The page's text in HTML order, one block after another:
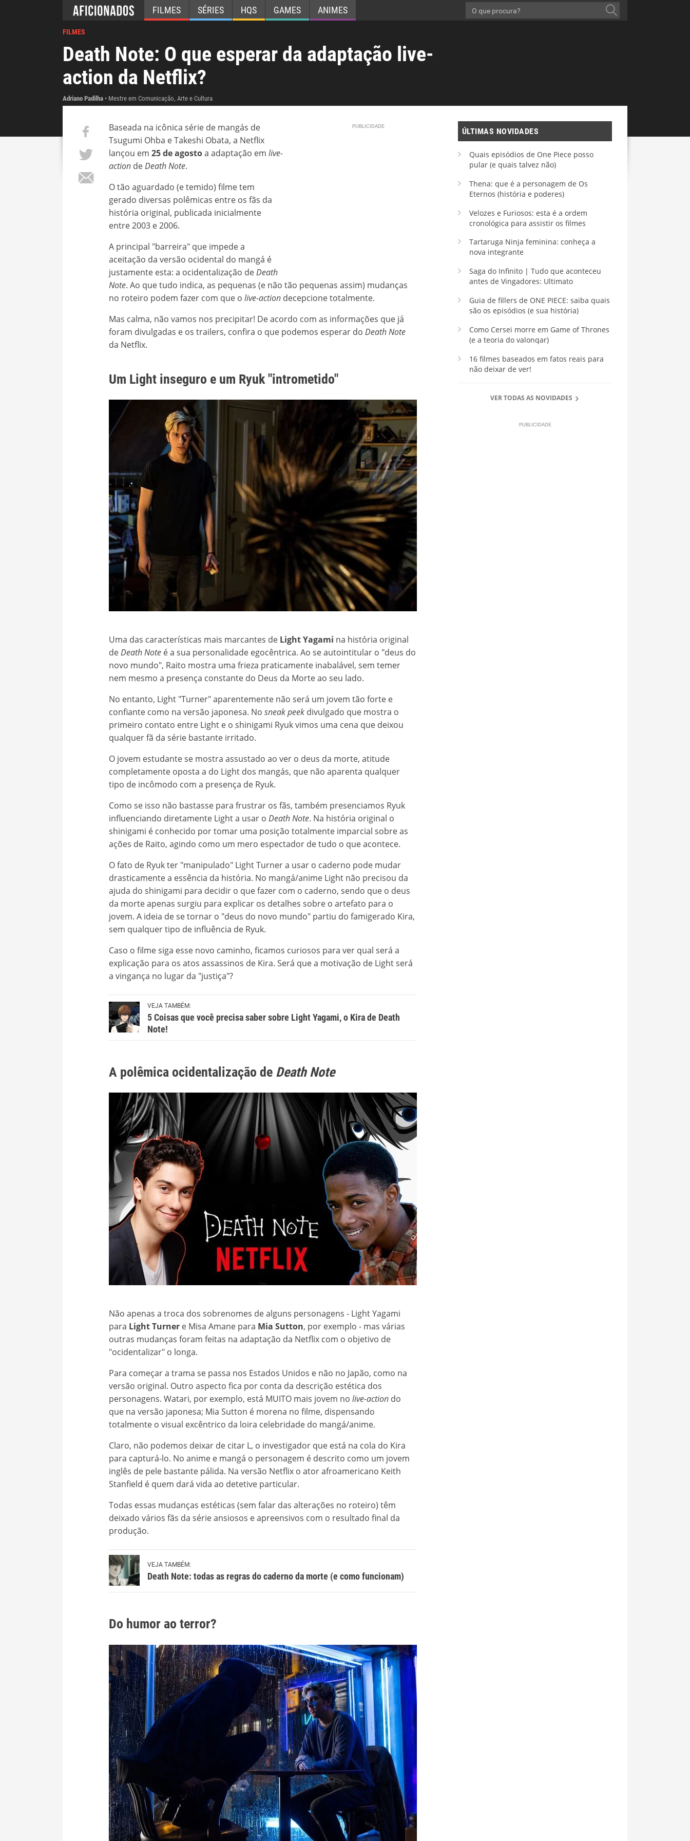
FILMES SÉRIES HQS GAMES ANIMES
FILMES
Death Note: O que esperar da adaptação live-
action da Netflix?
Adriano Padilha Mestre em Comunicação, Arte e Cultura
Baseada na icônica série de mangás de
Tsugumi Ohba e Takeshi Obata, a Netflix
lançou em 25 de agostoa adaptação em live-
action deDeath Note.
O tão aguardado (e temido) filme tem
gerado diversas polêmicas entre os fãs da
história original, publicada inicialmente
entre 2003 e 2006.
A principal "barreira" que impede a
aceitação da versão ocidental do mangá é
justamente esta: a ocidentalização deDeath
Note. Ao que tudo indica, as pequenas (e não tão pequenas assim) mudanças
no roteiro podem fazer com que o live-action decepcione totalmente.
Mas calma, não vamos nos precipitar! De acordo com as informações que já
foram divulgadas e os trailers, confira o que podemos esperar do Death Note
da Netflix.
Um Light inseguro e um Ryuk "intrometido"
Uma das características mais marcantes de Light Yagami na história original
deDeath Note é a sua personalidade egocêntrica. Ao se autointitular o "deus do
novo mundo", Raito mostra uma frieza praticamente inabalável, sem temer
nem mesmo a presença constante do Deus da Morte ao seu lado.
No entanto, Light "Turner" aparentemente não será um jovem tão forte e
confiante como na versão japonesa. No sneak peek divulgado que mostra o
primeiro contato entre Light e o shinigami Ryuk vimos uma cena que deixou
qualquer fã da série bastante irritado.
O jovem estudante se mostra assustado ao ver o deus da morte, atitude
completamente oposta a do Light dos mangás, que não aparenta qualquer
tipo de incômodo com a presença de Ryuk.
Como se isso não bastasse para frustrar os fãs, também presenciamos Ryuk
influenciando diretamente Light a usar o Death Note. Na história original o
shinigami é conhecido por tomar uma posição totalmente imparcial sobre as
ações de Raito, agindo como um mero espectador de tudo o que acontece.
O fato de Ryuk ter "manipulado" Light Turner a usar o caderno pode mudar
drasticamente a essência da história. No mangá/anime Light não precisou da
ajuda do shinigami para decidir o que fazer com o caderno, sendo que o deus
da morte apenas surgiu para explicar os detalhes sobre o artefato para o
jovem. A ideia de se tornar o "deus do novo mundo" partiu do famigerado Kira,
sem qualquer tipo de influência de Ryuk.
Caso o filme siga esse novo caminho, ficamos curiosos para ver qual será a
explicação para os atos assassinos de Kira. Será que a motivação de Light será
a vingança no lugar da "justiça"?
VEJA TAMBÉM:
5 Coisas que você precisa saber sobre Light Yagami, o Kira de Death
Note!
A polêmica ocidentalização de Death Note
Não apenas a troca dos sobrenomes de alguns personagens - Light Yagami
para Light Turner e Misa Amane para Mia Sutton, por exemplo - mas várias
outras mudanças foram feitas na adaptação da Netflix com o objetivo de
"ocidentalizar" o longa.
Para começar a trama se passa nos Estados Unidos e não no Japão, como na
versão original. Outro aspecto fica por conta da descrição estética dos
personagens. Watari, por exemplo, está MUITO mais jovem no live-action do
que na versão japonesa; Mia Sutton é morena no filme, dispensando
totalmente o visual excêntrico da loira celebridade do mangá/anime.
Claro, não podemos deixar de citar L, o investigador que está na cola do Kira
para capturá-lo. No anime e mangá o personagem é descrito como um jovem
inglês de pele bastante pálida. Na versão Netflix o ator afroamericano Keith
Stanfield é quem dará vida ao detetive particular.
Todas essas mudanças estéticas (sem falar das alterações no roteiro) têm
deixado vários fãs da série ansiosos e apreensivos com o resultado final da
produção.
VEJA TAMBÉM:
Death Note: todas as regras do caderno da morte (e como funcionam)
Do humor ao terror?
ÚLTIMAS NOVIDADES
Quais episódios de One Piece posso
pular (e quais talvez não)
Thena: que é a personagem de Os
Eternos (história e poderes)
Velozes e Furiosos: esta é a ordem
cronológica para assistir os filmes
Tartaruga Ninja feminina: conheça a
nova integrante
Saga do Infinito | Tudo que aconteceu
antes de Vingadores: Ultimato
Guia de fillers de ONE PIECE: saiba quais
são os episódios (e sua história)
Como Cersei morre em Game of Thrones
(e a teoria do valonqar)
16 filmes baseados em fatos reais para
não deixar de ver!
VER TODAS AS NOVIDADES